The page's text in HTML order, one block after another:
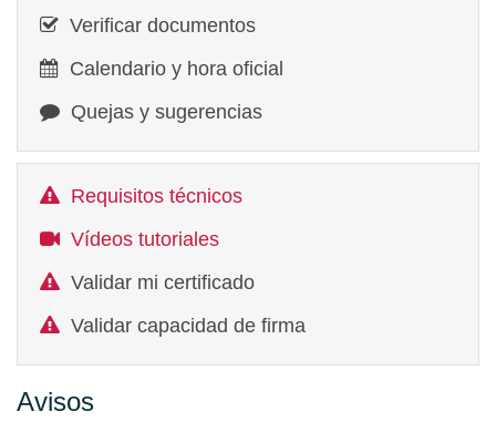
Verificar documentos
Calendario y hora oficial
Quejas y sugerencias
Requisitos técnicos
Vídeos tutoriales
Validar mi certificado
Validar capacidad de firma
Avisos